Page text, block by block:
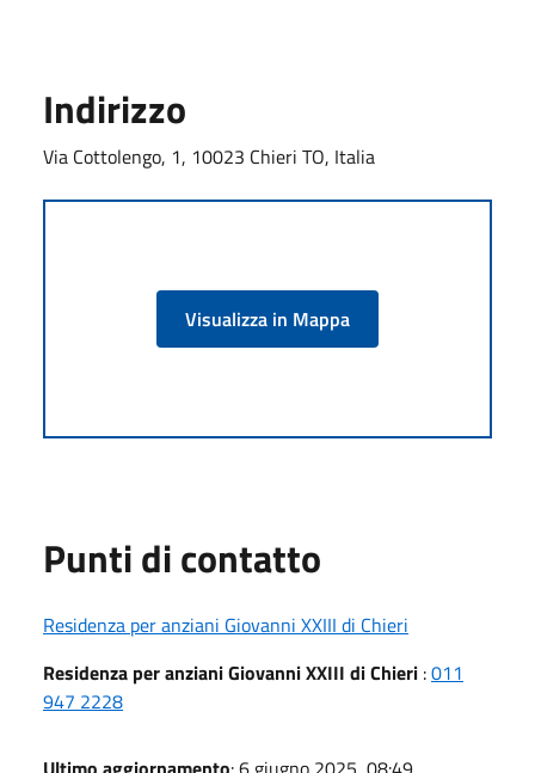
Indirizzo
Via Cottolengo, 1, 10023 Chieri TO, Italia
Visualizza in Mappa
Punti di contatto
Residenza per anziani Giovanni XXIII di Chieri
Residenza per anziani Giovanni XXIII di Chieri :011
947 2228